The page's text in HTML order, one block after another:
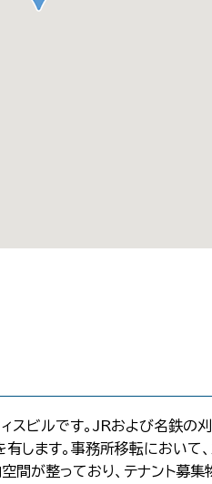
ビルです。JRおよび名鉄の
ます。事務所移転において
が整っており、テナント募